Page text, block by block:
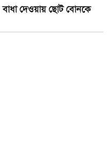
দেওয়ায় ছোট বোনকে